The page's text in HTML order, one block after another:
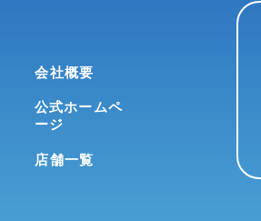
会社概要
公式ホームペ
ージ
店舗一覧